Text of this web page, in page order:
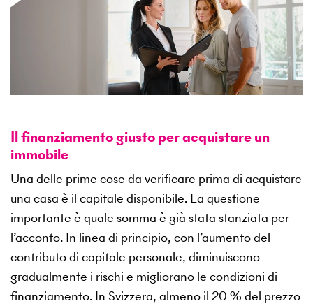
Il finanziamento giusto per acquistare un
immobile
Una delle prime cose da verificare prima di acquistare
una casa è il capitale disponibile. La questione
importante è quale somma è già stata stanziata per
l’acconto. In linea di principio, con l’aumento del
contributo di capitale personale, diminuiscono
gradualmente i rischi e migliorano le condizioni di
finanziamento. In Svizzera, almeno il 20 % del prezzo